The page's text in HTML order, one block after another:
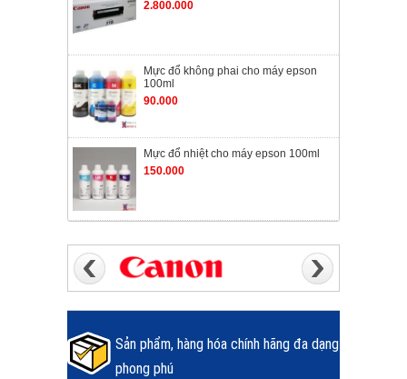
2.800.000
Mực đổ không phai cho máy epson
100ml
90.000
Mực đổ nhiệt cho máy epson 100ml
150.000
Sản phẩm, hàng hóa chính hãng đa dạng
phong phú